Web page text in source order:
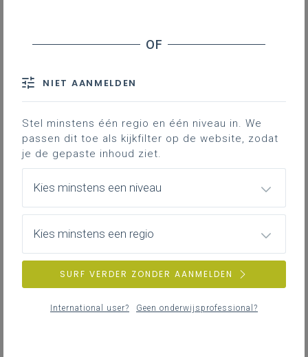
Kun je een verschillende beoordeling geven per
Wie geeft de beoordeling?
Wanneer kun je een beoordeling geven?
Waarom de beoordeling overleggen op het
niveau scholengemeenschap?
Kan je personeelslid verhaal halen tegen de
beoordeling?
Kunnen verschillende scholen apart een
lerarenplatform
Downloads
NIET AANMELDEN
Stel minstens één regio en één niveau in. We
passen dit toe als kijkfilter op de website, zodat
je de gepaste inhoud ziet.
Kies minstens een niveau
Kies minstens een regio
SURF VERDER ZONDER AANMELDEN
International user? Geen onderwijsprofessional?